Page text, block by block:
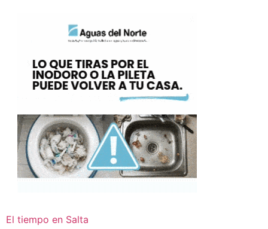
El tiempo en Salta